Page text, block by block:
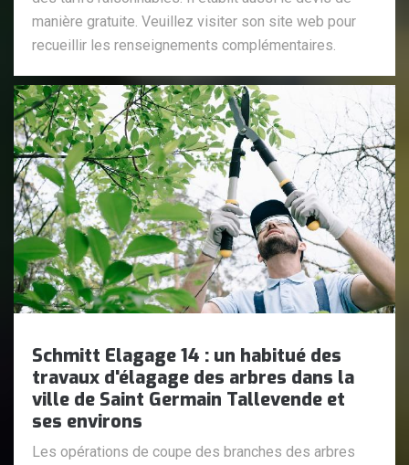
manière gratuite. Veuillez visiter son site web pour
recueillir les renseignements complémentaires.
Schmitt Elagage 14 : un habitué des
travaux d'élagage des arbres dans la
ville de Saint Germain Tallevende et
ses environs
Les opérations de coupe des branches des arbres